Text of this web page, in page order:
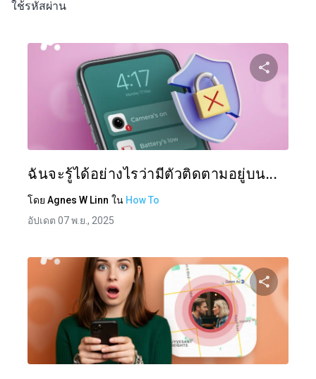
ใช้รหัสผ่าน
ฉันจะรู้ได้อย่างไรว่ามีตัวติดตามอยู่บน...
โดย Agnes W Linn ใน How To
อัปเดต 07 พ.ย., 2025
แบ่ง